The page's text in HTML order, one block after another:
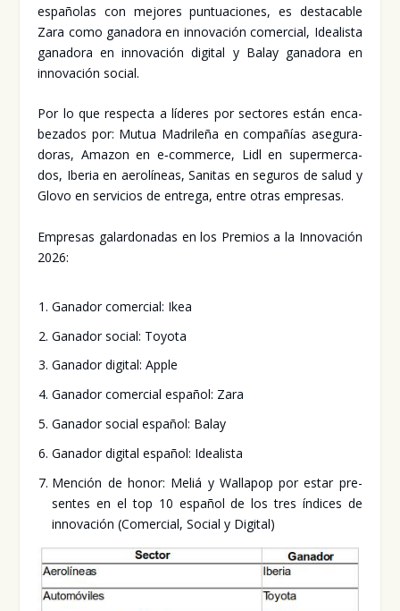
espa­ño­las con mejo­res pun­tua­cio­nes, es des­ta­ca­ble
Zara como gana­do­ra en inno­va­ción comer­cial, Idea­lis­ta
gana­do­ra en inno­va­ción digi­tal y Balay gana­do­ra en
inno­va­ción social.
Por lo que res­pec­ta a líde­res por sec­to­res están enca­
be­za­dos por: Mutua Madri­le­ña en com­pa­ñías ase­gu­ra­
do­ras, Ama­zon en e‑commerce, Lidl en super­mer­ca­
dos, Ibe­ria en aero­lí­neas, Sani­tas en segu­ros de salud y
Glo­vo en ser­vi­cios de entre­ga, entre otras empre­sas.
Empre­sas galar­do­na­das en los Pre­mios a la Inno­va­ción
2026:
Gana­dor comer­cial: Ikea
Gana­dor social: Toyo­ta
Gana­dor digi­tal: Apple
Gana­dor comer­cial espa­ñol: Zara
Gana­dor social espa­ñol: Balay
Gana­dor digi­tal espa­ñol: Idea­lis­ta
Men­ción de honor: Meliá y Walla­pop por estar pre­
sen­tes en el top 10 espa­ñol de los tres índi­ces de
inno­va­ción (Comer­cial, Social y Digi­tal)